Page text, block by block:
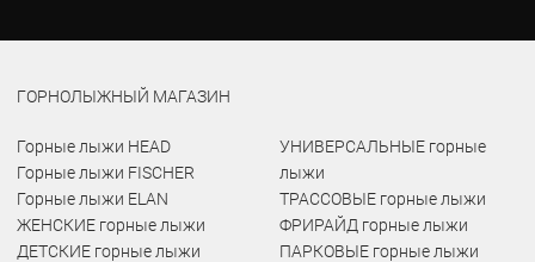
ГОРНОЛЫЖНЫЙ МАГАЗИН
Горные лыжи HEAD
Горные лыжи FISCHER
Горные лыжи ELAN
ЖЕНСКИЕ горные лыжи
ДЕТСКИЕ горные лыжи
УНИВЕРСАЛЬНЫЕ горные
лыжи
ТРАССОВЫЕ горные лыжи
ФРИРАЙД горные лыжи
ПАРКОВЫЕ горные лыжи